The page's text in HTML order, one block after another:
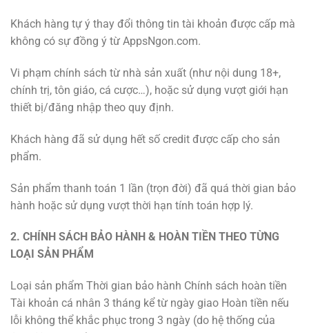
Khách hàng tự ý thay đổi thông tin tài khoản được cấp mà
không có sự đồng ý từ AppsNgon.com.
Vi phạm chính sách từ nhà sản xuất (như nội dung 18+,
chính trị, tôn giáo, cá cược…), hoặc sử dụng vượt giới hạn
thiết bị/đăng nhập theo quy định.
Khách hàng đã sử dụng hết số credit được cấp cho sản
phẩm.
Sản phẩm thanh toán 1 lần (trọn đời) đã quá thời gian bảo
hành hoặc sử dụng vượt thời hạn tính toán hợp lý.
2. CHÍNH SÁCH BẢO HÀNH & HOÀN TIỀN THEO TỪNG
LOẠI SẢN PHẨM
Loại sản phẩm Thời gian bảo hành Chính sách hoàn tiền
Tài khoản cá nhân 3 tháng kể từ ngày giao Hoàn tiền nếu
lỗi không thể khắc phục trong 3 ngày (do hệ thống của